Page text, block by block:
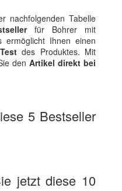
nachfolgenden Tabelle
für Bohrer mit
ermöglicht Ihnen einen
des Produktes. Mit
den Artikel direkt bei
5 Bestseller
jetzt diese 10